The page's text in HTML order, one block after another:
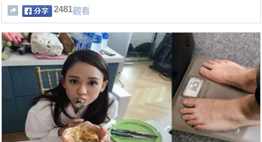
2481觀看